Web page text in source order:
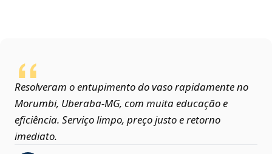
Resolveram o entupimento do vaso rapidamente no
Morumbi, Uberaba‑MG, com muita educação e
eficiência. Serviço limpo, preço justo e retorno
imediato.